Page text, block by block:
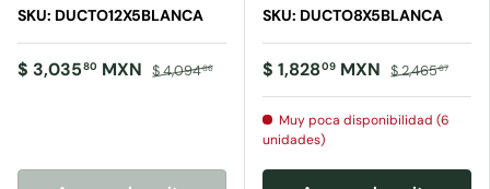
SKU: DUCTO12X5BLANCA
$ 3,03580 MXN $ 4,09466
SKU: DUCTO8X5BLANCA
$ 1,82809 MXN $ 2,46567
Muy poca disponibilidad (6
unidades)